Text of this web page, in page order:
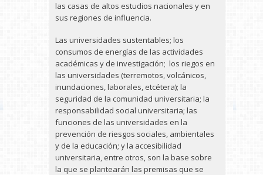
las casas de altos estudios nacionales y en
sus regiones de influencia.
Las universidades sustentables; los
consumos de energías de las actividades
académicas y de investigación; los riegos en
las universidades (terremotos, volcánicos,
inundaciones, laborales, etcétera); la
seguridad de la comunidad universitaria; la
responsabilidad social universitaria; las
funciones de las universidades en la
prevención de riesgos sociales, ambientales
y de la educación; y la accesibilidad
universitaria, entre otros, son la base sobre
la que se plantearán las premisas que se